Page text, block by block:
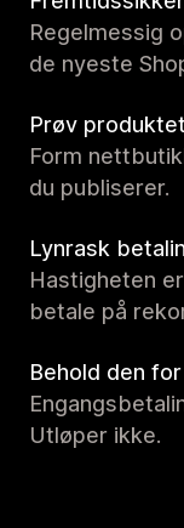
Regelmessig
de nyeste
Prøv produktet
Form
du publiserer.
Lynrask
Hastigheten
betale på
Behold den
Utløper ikke.